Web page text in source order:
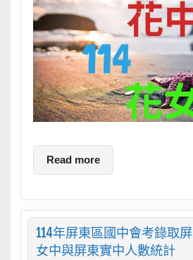
Read more
114年屏東區國中會考錄取
女中與屏東實中人數統計